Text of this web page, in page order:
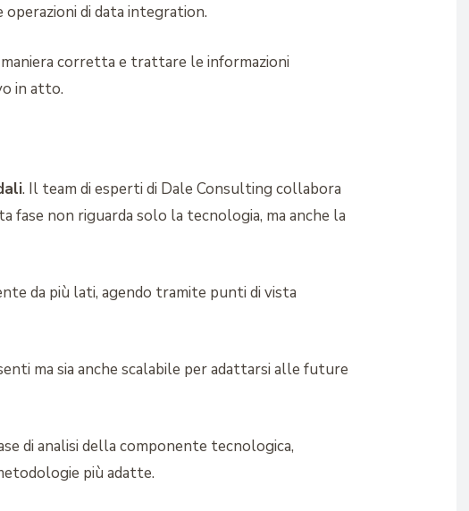
operazioni di data integration.
corretta e trattare le informazioni
in atto.
. Il team di esperti di Dale Consulting collabora
non riguarda solo la tecnologia, ma anche la
da più lati, agendo tramite punti di vista
ma sia anche scalabile per adattarsi alle future
di analisi della componente tecnologica,
più adatte.